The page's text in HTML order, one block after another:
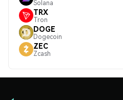
Solana
TRX
Tron
DOGE
Dogecoin
ZEC
Zcash